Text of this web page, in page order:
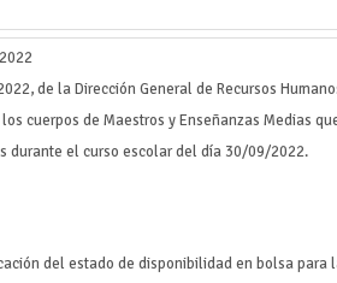
de la Dirección General de Recursos
cuerpos de Maestros y Enseñanzas Medias
durante el curso escolar del día 30/09/2022.
del estado de disponibilidad en bolsa